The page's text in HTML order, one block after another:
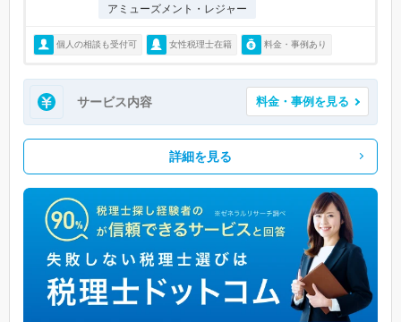
アミューズメント・レジャー
個人の相談も受付可 女性税理士在籍 料金・事例あり
サービス内容 料金・事例を見る
詳細を見る